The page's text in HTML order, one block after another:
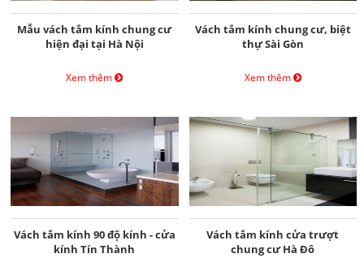
Mẫu vách tắm kính chung cư
hiện đại tại Hà Nội
Xem thêm
Vách tắm kính chung cư, biệt
thự Sài Gòn
Xem thêm
Vách tắm kính 90 độ kính - cửa
kính Tín Thành
Vách tắm kính cửa trượt
chung cư Hà Đô